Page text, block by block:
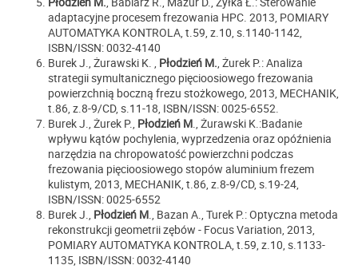
adaptacyjne procesem frezowania HPC. 2013, POMIARY
AUTOMATYKA KONTROLA, t.59, z.10, s.1140-1142,
ISBN/ISSN: 0032-4140
Burek J., Żurawski K. , Płodzień M., Żurek P.: Analiza
strategii symultanicznego pięcioosiowego frezowania
powierzchnią boczną frezu stożkowego, 2013, MECHANIK,
t.86, z.8-9/CD, s.11-18, ISBN/ISSN: 0025-6552.
Burek J., Żurek P., Płodzień M., Żurawski K.:Badanie
wpływu kątów pochylenia, wyprzedzenia oraz opóźnienia
narzędzia na chropowatość powierzchni podczas
frezowania pięcioosiowego stopów aluminium frezem
kulistym, 2013, MECHANIK, t.86, z.8-9/CD, s.19-24,
ISBN/ISSN: 0025-6552
Burek J., Płodzień M., Bazan A., Turek P.: Optyczna metoda
rekonstrukcji geometrii zębów - Focus Variation, 2013,
POMIARY AUTOMATYKA KONTROLA, t.59, z.10, s.1133-
1135, ISBN/ISSN: 0032-4140